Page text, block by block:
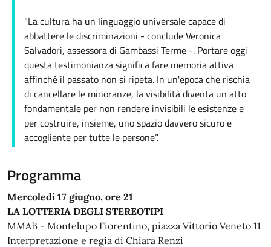
"La cultura ha un linguaggio universale capace di
abbattere le discriminazioni - conclude Veronica
Salvadori, assessora di Gambassi Terme -. Portare oggi
questa testimonianza significa fare memoria attiva
affinché il passato non si ripeta. In un'epoca che rischia
di cancellare le minoranze, la visibilità diventa un atto
fondamentale per non rendere invisibili le esistenze e
per costruire, insieme, uno spazio davvero sicuro e
accogliente per tutte le persone”.
Programma
Mercoledì 17 giugno, ore 21
LA LOTTERIA DEGLI STEREOTIPI
MMAB - Montelupo Fiorentino, piazza Vittorio Veneto 11
Interpretazione e regia di Chiara Renzi